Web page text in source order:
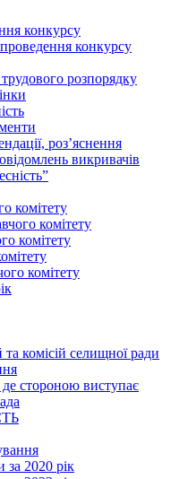
конкурсу
конкурсу
розпорядку
роз’яснення
викривачів
комітету
комітету
комітету
комітету
та комісій селищної ради
стороною виступає
за 2020 рік